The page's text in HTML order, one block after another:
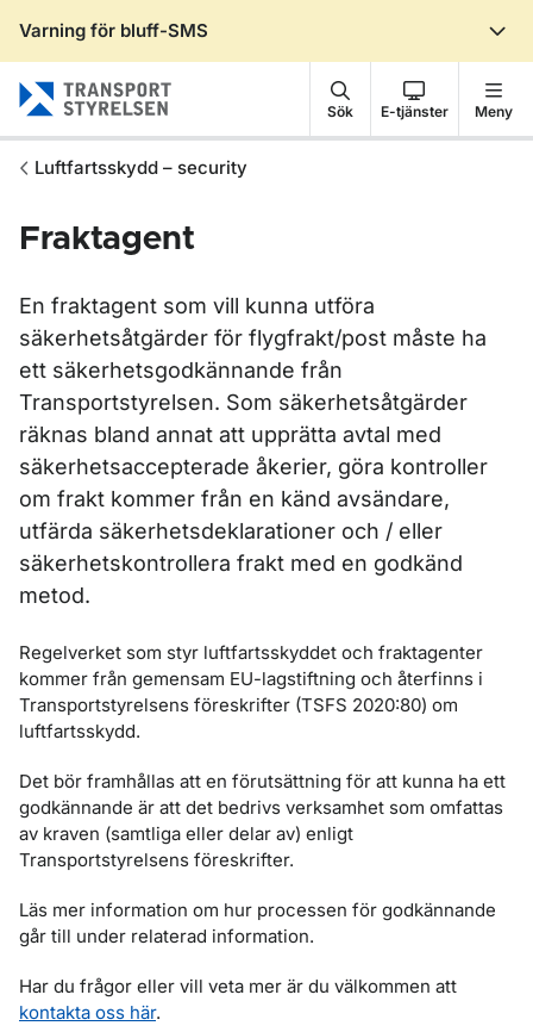
Varning för bluff-SMS
Sök E-tjänster Meny
Luftfartsskydd – security
Fraktagent
En fraktagent som vill kunna utföra
säkerhetsåtgärder för flygfrakt/post måste ha
ett säkerhetsgodkännande från
Transportstyrelsen. Som säkerhetsåtgärder
räknas bland annat att upprätta avtal med
säkerhetsaccepterade åkerier, göra kontroller
om frakt kommer från en känd avsändare,
utfärda säkerhetsdeklarationer och / eller
säkerhetskontrollera frakt med en godkänd
metod.
Regelverket som styr luftfartsskyddet och fraktagenter
kommer från gemensam EU-lagstiftning och återfinns i
Transportstyrelsens föreskrifter (TSFS 2020:80) om
luftfartsskydd.
Det bör framhållas att en förutsättning för att kunna ha ett
godkännande är att det bedrivs verksamhet som omfattas
av kraven (samtliga eller delar av) enligt
Transportstyrelsens föreskrifter.
Läs mer information om hur processen för godkännande
går till under relaterad information.
Har du frågor eller vill veta mer är du välkommen att
kontakta oss här.